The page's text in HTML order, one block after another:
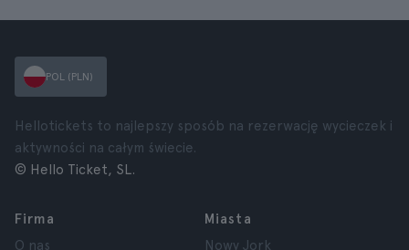
POL (PLN)
Hellotickets to najlepszy sposób na rezerwację wycieczek i
aktywności na całym świecie.
© Hello Ticket, SL.
Firma
O nas
Miasta
Nowy Jork